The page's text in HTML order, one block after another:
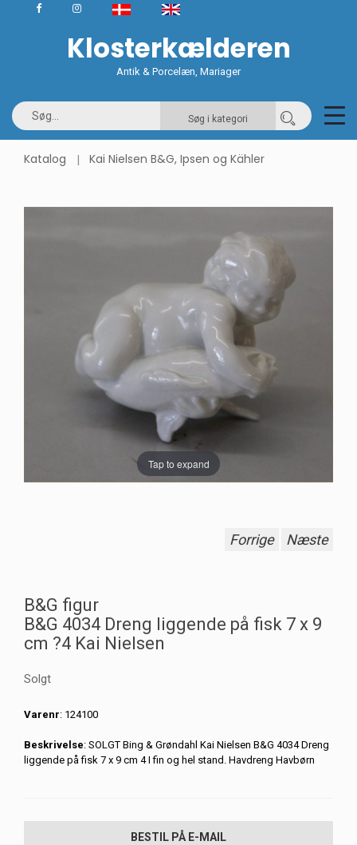
Klosterkælderen
Antik & Porcelæn, Mariager
Søg i kategori
Katalog Kai Nielsen B&G, Ipsen og Kähler
Tap to expand
Forrige Næste
B&G figur
B&G 4034 Dreng liggende på fisk 7 x 9
cm ?4 Kai Nielsen
Solgt
Varenr: 124100
Beskrivelse: SOLGT Bing & Grøndahl Kai Nielsen B&G 4034 Dreng
liggende på fisk 7 x 9 cm 4 I fin og hel stand. Havdreng Havbørn
BESTIL PÅ E-MAIL